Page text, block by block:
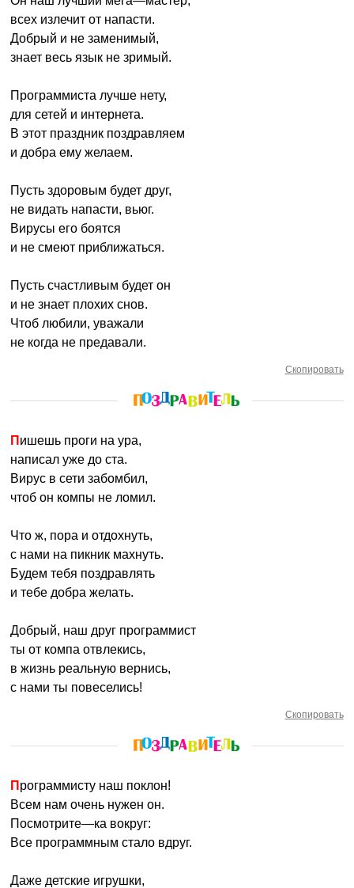
всех излечит от напасти.
Добрый и не заменимый,
знает весь язык не зримый.
Программиста лучше нету,
для сетей и интернета.
В этот праздник поздравляем
и добра ему желаем.
Пусть здоровым будет друг,
не видать напасти, вьюг.
Вирусы его боятся
и не смеют приближаться.
Пусть счастливым будет он
и не знает плохих снов.
Чтоб любили, уважали
не когда не предавали.
Скопировать
Пишешь проги на ура,
написал уже до ста.
Вирус в сети забомбил,
чтоб он компы не ломил.
Что ж, пора и отдохнуть,
с нами на пикник махнуть.
Будем тебя поздравлять
и тебе добра желать.
Добрый, наш друг программист
ты от компа отвлекись,
в жизнь реальную вернись,
с нами ты повеселись!
Скопировать
Программисту наш поклон!
Всем нам очень нужен он.
Посмотрите—ка вокруг:
Все программным стало вдруг.
Даже детские игрушки,